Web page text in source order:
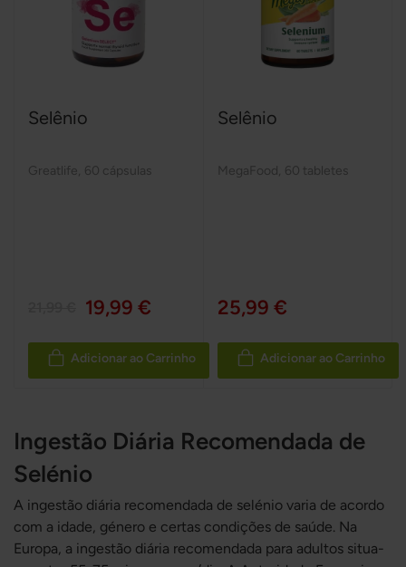
Selênio
Greatlife 60 cápsulas
19,99 €
Adicionar ao Carrinho
Selênio
MegaFood 60 tabletes
25,99 €
Adicionar ao Carrinho
Ingestão Diária Recomendada de
Selénio
A ingestão diária recomendada de selénio varia de acordo
com a idade, género e certas condições de saúde. Na
Europa, a ingestão diária recomendada para adultos situa-